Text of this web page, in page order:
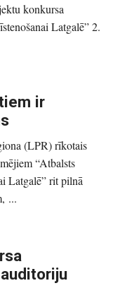
konkursa
Latgalē” 2.
ir
(LPR) rīkotais
“Atbalsts
Latgalē” rit pilnā
...